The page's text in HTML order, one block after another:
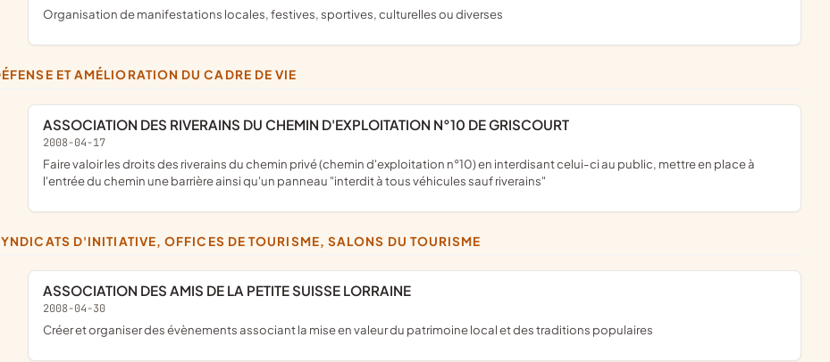
organisation de manifestations locales, festives, sportives, culturelles ou diverses
DÉFENSE ET AMÉLIORATION DU CADRE DE VIE
ASSOCIATION DES RIVERAINS DU CHEMIN D'EXPLOITATION N°10 DE GRISCOURT
2008-04-17
faire valoir les droits des riverains du chemin privé (chemin d'exploitation n°10) en interdisant celui-ci au public, mettre en place à
l'entrée du chemin une barrière ainsi qu'un panneau "interdit à tous véhicules sauf riverains"
SYNDICATS D'INITIATIVE, OFFICES DE TOURISME, SALONS DU TOURISME
ASSOCIATION DES AMIS DE LA PETITE SUISSE LORRAINE
2008-04-30
créer et organiser des évènements associant la mise en valeur du patrimoine local et des traditions populaires